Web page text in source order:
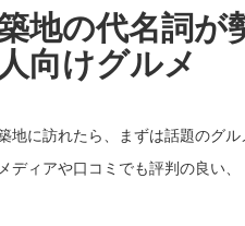
地の代名詞が
人向けグルメ
地に訪れたら、まずは話題のグ
メディアや口コミでも評判の良い